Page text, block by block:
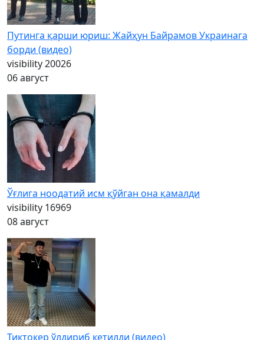
Путинга қарши юриш: Жайҳун Байрамов Украинага
борди (видео)
visibility20026
06 август
Ўғлига ноодатий исм қўйган она қамалди
visibility 16969
08 август
Тиктокер ўлдириб кетилди (видео)